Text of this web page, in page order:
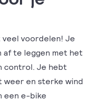
voordelen! Je
te leggen met het
control. Je hebt
weer en sterke wind
een e-bike